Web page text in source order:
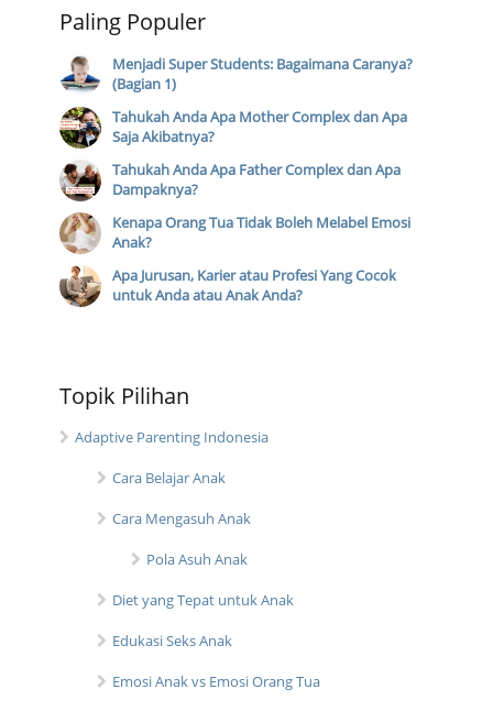
Paling Populer
Menjadi Super Students: Bagaimana Caranya?
(Bagian 1)
Tahukah Anda Apa Mother Complex dan Apa
Saja Akibatnya?
Tahukah Anda Apa Father Complex dan Apa
Dampaknya?
Kenapa Orang Tua Tidak Boleh Melabel Emosi
Anak?
Apa Jurusan, Karier atau Profesi Yang Cocok
untuk Anda atau Anak Anda?
Topik Pilihan
Adaptive Parenting Indonesia
Cara Belajar Anak
Cara Mengasuh Anak
Pola Asuh Anak
Diet yang Tepat untuk Anak
Edukasi Seks Anak
Emosi Anak vs Emosi Orang Tua